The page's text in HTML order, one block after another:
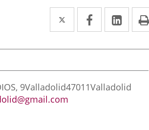
Twitter
Enlace
a
una
externa.
Facebook
Enlace
a
una
externa.
a
una
9Valladolid47011Valladolid